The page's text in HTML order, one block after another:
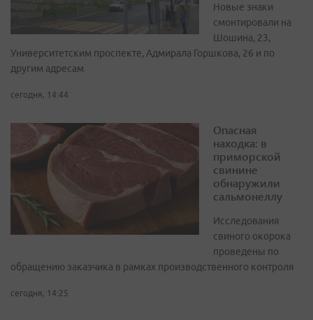
Новые знаки
смонтировали на
Шошина, 23,
Университетским проспекте, Адмирала Горшкова, 26 и по
другим адресам
сегодня, 14:44
Опасная
находка: в
приморской
свинине
обнаружили
сальмонеллу
Исследования
свиного окорока
проведены по
обращению заказчика в рамках производственного контроля
сегодня, 14:25